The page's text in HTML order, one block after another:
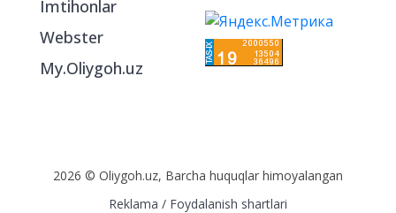
Imtihonlar
Facebook
Analitika